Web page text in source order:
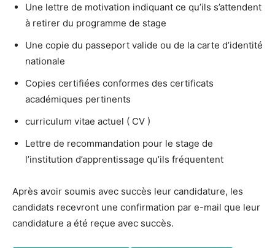
Une lettre de motivation indiquant ce qu’ils s’attendent
à retirer du programme de stage
Une copie du passeport valide ou de la carte d’identité
nationale
Copies certifiées conformes des certificats
académiques pertinents
curriculum vitae actuel ( CV )
Lettre de recommandation pour le stage de
l’institution d’apprentissage qu’ils fréquentent
Après avoir soumis avec succès leur candidature, les
candidats recevront une confirmation par e-mail que leur
candidature a été reçue avec succès.